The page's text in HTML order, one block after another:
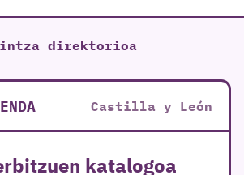
direktorioa
Castilla y León
katalogoa